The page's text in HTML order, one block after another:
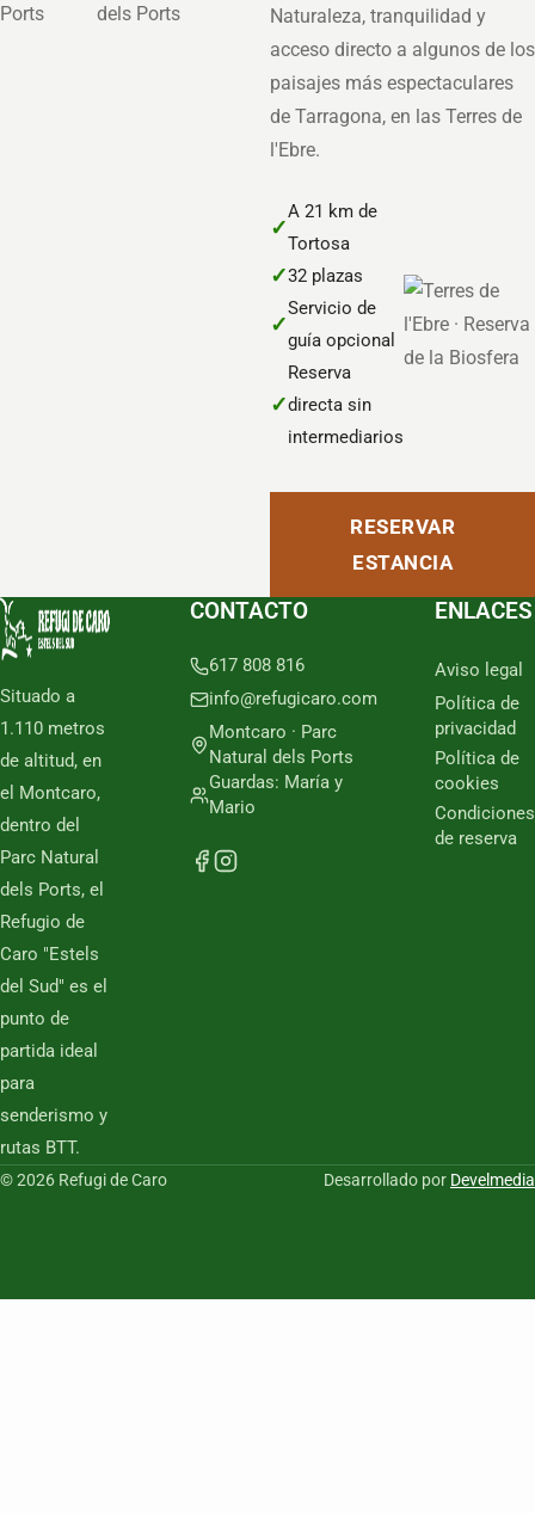
Naturaleza, tranquilidad y
acceso directo a algunos de los
paisajes más espectaculares
de Tarragona, en las Terres de
l'Ebre.
✓
A 21 km de
Tortosa
✓32 plazas
✓
Servicio de
guía opcional
✓
Reserva
directa sin
intermediarios
RESERVAR
ESTANCIA
Situado a
1.110 metros
de altitud, en
el Montcaro,
dentro del
Parc Natural
dels Ports, el
Refugio de
Caro "Estels
del Sud" es el
punto de
partida ideal
para
senderismo y
rutas BTT.
CONTACTO
617 808 816
info@refugicaro.com
Montcaro · Parc
Natural dels Ports
Guardas: María y
Mario
ENLACES
Aviso legal
Política de
privacidad
Política de
cookies
Condiciones
de reserva
© 2026 Refugi de Caro Desarrollado por Develmedia